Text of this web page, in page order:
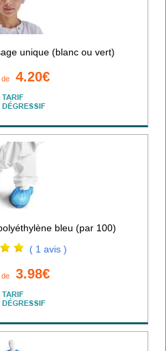
unique (blanc ou vert)
de 4.20€
bleu (par 100)
( 1 avis )
de 3.98€